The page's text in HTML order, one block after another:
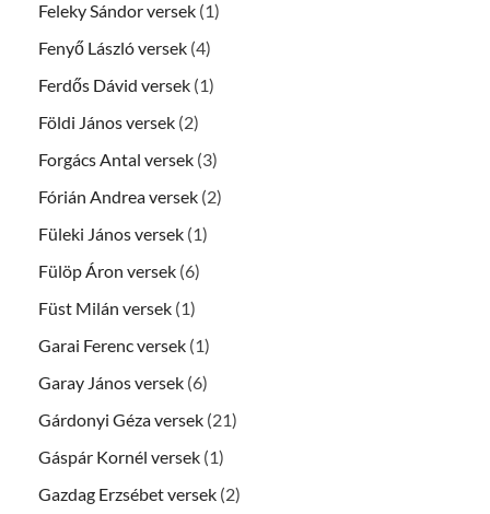
Feleky Sándor versek (1)
Fenyő László versek (4)
Ferdős Dávid versek (1)
Földi János versek (2)
Forgács Antal versek (3)
Fórián Andrea versek (2)
Füleki János versek (1)
Fülöp Áron versek (6)
Füst Milán versek (1)
Garai Ferenc versek (1)
Garay János versek (6)
Gárdonyi Géza versek (21)
Gáspár Kornél versek (1)
Gazdag Erzsébet versek (2)